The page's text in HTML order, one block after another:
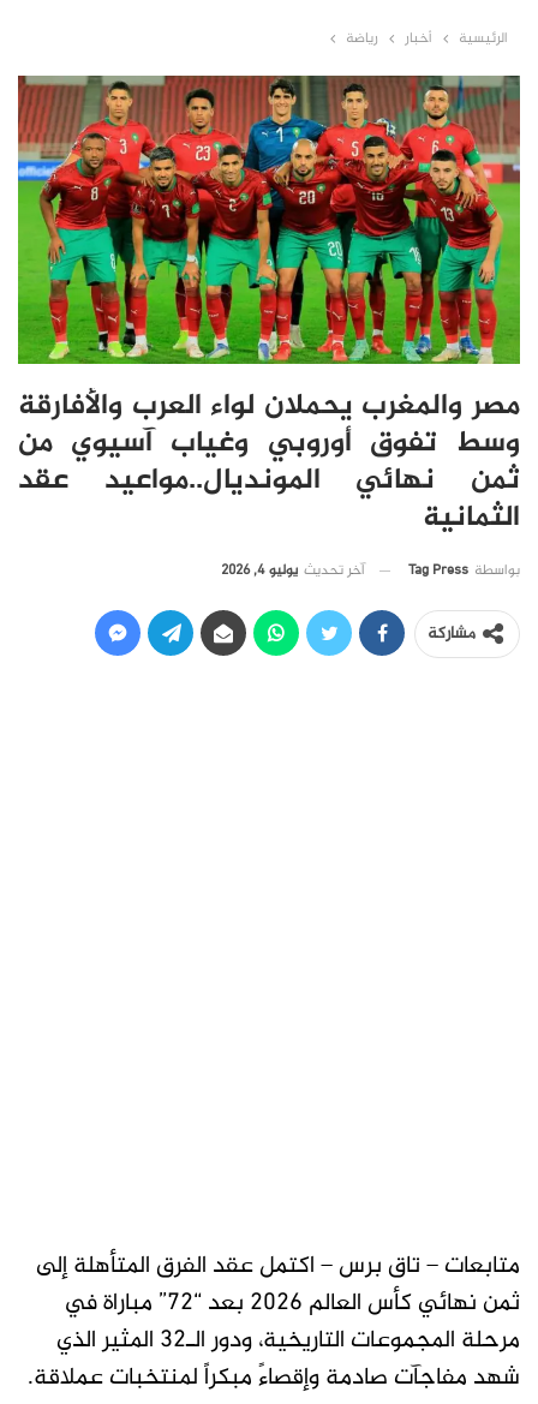
الرئيسية أخبار رياضة
مصر والمغرب يحملان لواء العرب والأفارقة
وسط تفوق أوروبي وغياب آسيوي من
ثمن نهائي المونديال..مواعيد عقد
الثمانية
بواسطة Tag Press آخر تحديث يوليو 4, 2026
مشاركة
متابعات – تاق برس – اكتمل عقد الفرق المتأهلة إلى
ثمن نهائي كأس العالم 2026 بعد “72” مباراة في
مرحلة المجموعات التاريخية، ودور الـ32 المثير الذي
شهد مفاجآت صادمة وإقصاءً مبكراً لمنتخبات عملاقة.